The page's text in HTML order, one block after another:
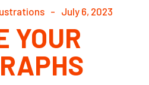
July 6, 2023
YOUR